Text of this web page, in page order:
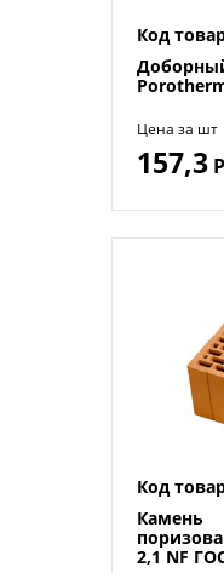
Код
Цена за шт
157,3
Код
Камень
2,1 NF